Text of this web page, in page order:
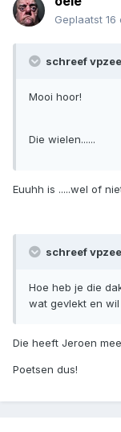
Geplaatst 16
schreef
Mooi hoor!
Die wielen......
Euuhh is .....wel of
schreef
Hoe heb je die
wat gevlekt en
Die heeft Jeroen
Poetsen dus!